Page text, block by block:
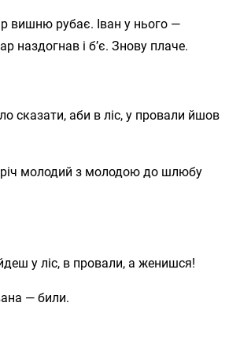
вишню рубає. Іван у нього —
наздогнав і б’є. Знову плаче.
сказати, аби в ліс, у провали йшов
молодий з молодою до шлюбу
у ліс, в провали, а женишся!
— били.